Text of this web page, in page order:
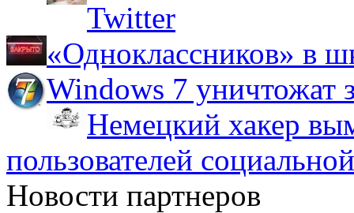
Twitter
«Одноклассников» в
Windows 7 уничтожат
Немецкий хакер
пользователей
Новости партнеров